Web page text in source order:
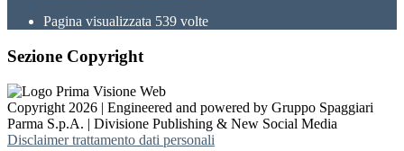
Pagina visualizzata 539 volte
Sezione Copyright
Copyright 2026 | Engineered and powered by Gruppo Spaggiari
Parma S.p.A. | Divisione Publishing & New Social Media
Disclaimer trattamento dati personali